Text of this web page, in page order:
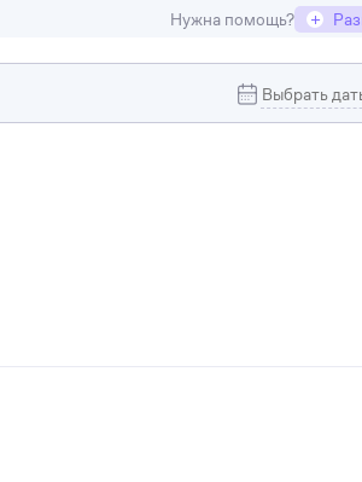
Нужна помощь? +